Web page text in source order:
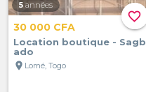
favorite_border
5 années
30 000 CFA
Location boutique - Sagb
ado
location_on Lomé, Togo